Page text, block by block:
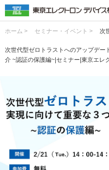
ホーム > セミナー・イベント > 次
次世代型ゼロトラストへのアップデ
介 ~認証の保護編~|セミナー|東京エレ